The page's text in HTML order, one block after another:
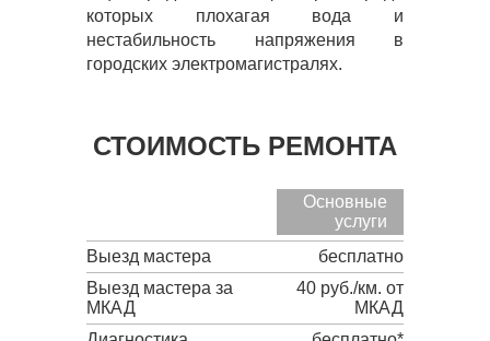
которых плохагая вода и
нестабильность напряжения в
городских электромагистралях.
СТОИМОСТЬ РЕМОНТА
Основные
услуги
Выезд мастера
бесплатно
Выезд мастера за
МКАД
40 руб./км. от
МКАД